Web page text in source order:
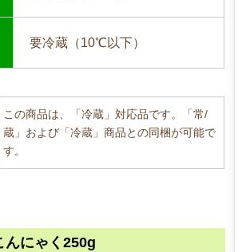
要冷蔵（10℃以下）
この商品は、「冷蔵」対応品です。「常/
蔵」および「冷蔵」商品との同梱が可能で
す。
んにゃく250g